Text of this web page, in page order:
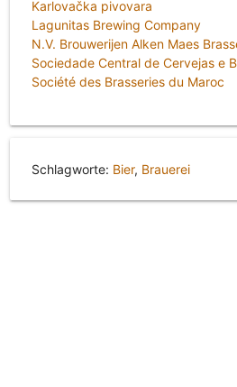
Karlovačka pivovara
Lagunitas Brewing Company
N.V. Brouwerijen Alken Maes
Sociedade Central de Cervejas e
Société des Brasseries du Maroc
Schlagworte: Bier, Brauerei